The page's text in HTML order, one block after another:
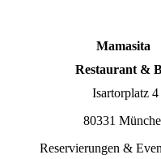
Mamasita
Restaurant &
Isartorplatz 4
80331
Reservierungen &